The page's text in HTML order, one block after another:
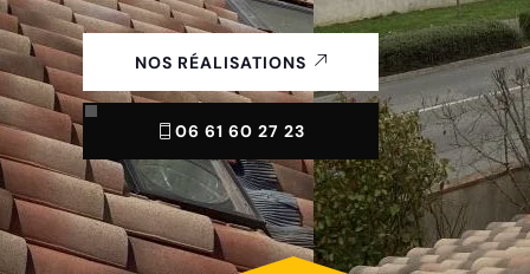
NOS RÉALISATIONS
06 61 60 27 23